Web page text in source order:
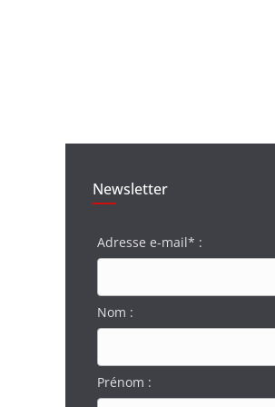
Newsletter
Adresse e-mail* :
Nom :
Prénom :